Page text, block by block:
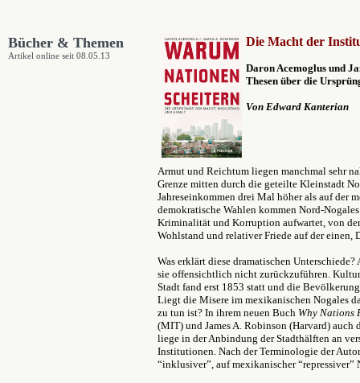
Bücher & Themen
Artikel online seit 08.05.13
Die Macht der
Daron Acemoglus und
Thesen über die
Von Edward Kanterian
Armut und Reichtum liegen manchmal sehr
Grenze mitten durch die geteilte Kleinstadt
Jahreseinkommen drei Mal höher als auf der
demokratische Wahlen kommen Nord-
Kriminalität und Korruption aufwartet, von
Wohlstand und relativer Friede auf der einen,
Was erklärt diese dramatischen
sie offensichtlich nicht zurückzuführen.
Stadt fand erst 1853 statt und die
Liegt die Misere im mexikanischen Nogales
zu tun ist? In ihrem neuen Buch Why Nations
(MIT) und James A. Robinson (Harvard) auch
liege in der Anbindung der Stadthälften an
Institutionen. Nach der Terminologie der
“inklusiver”, auf mexikanischer “repressiver”